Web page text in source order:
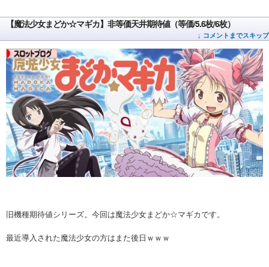
【魔法少女まどか☆マギカ】非等価天井期待値（等価/5.6枚/6枚）
↓ コメントまでスキップ
旧機種期待値シリーズ。今回は魔法少女まどか☆マギカです。
最近導入された魔法少女の方はまた後日ｗｗｗ